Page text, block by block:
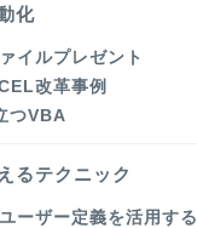
化
イルプレゼント
改革事例
つVBA
るテクニック
ーザー定義を活用する